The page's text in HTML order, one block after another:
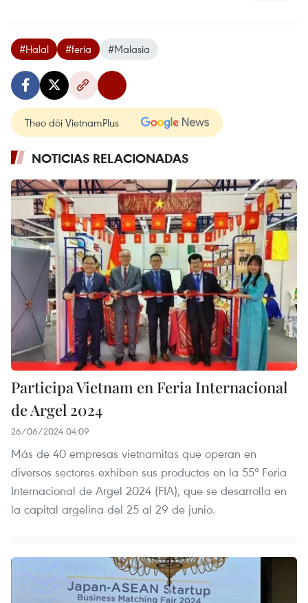
#Halal #feria #Malasia
Theo dõi VietnamPlus
NOTICIAS RELACIONADAS
Participa Vietnam en Feria Internacional
de Argel 2024
26/06/2024 04:09
Más de 40 empresas vietnamitas que operan en
diversos sectores exhiben sus productos en la 55ª Feria
Internacional de Argel 2024 (FIA), que se desarrolla en
la capital argelina del 25 al 29 de junio.